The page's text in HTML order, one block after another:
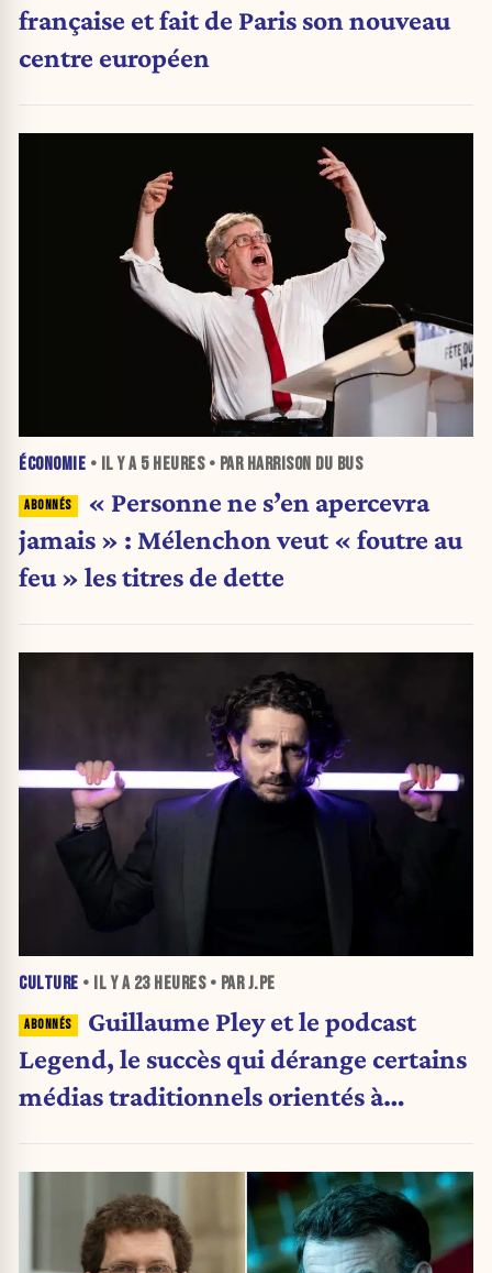
française et fait de Paris son nouveau
centre européen
ÉCONOMIE • IL Y A 5 HEURES• PAR HARRISON DU BUS
« Personne ne s’en apercevra
jamais » : Mélenchon veut « foutre au
feu » les titres de dette
CULTURE • IL Y A 23 HEURES• PAR J.PE
Guillaume Pley et le podcast
Legend, le succès qui dérange certains
médias traditionnels orientés à